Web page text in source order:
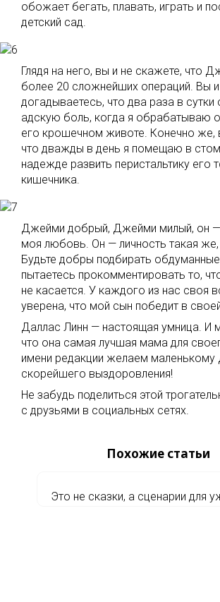
обожает бегать, плавать, играть и
детский сад.
Глядя на него, вы и не скажете, что
более 20 сложнейших операций. Вы и
догадываетесь, что два раза в сутки
адскую боль, когда я обрабатываю
его крошечном животе. Конечно же,
что дважды в день я помещаю в
надежде развить перистальтику его
кишечника.
Джейми добрый, Джейми милый, он
моя любовь. Он — личность такая же,
Будьте добры подбирать
пытаетесь прокомментировать то,
не касается. У каждого из нас своя
уверена, что мой сын победит в
Даллас Линн — настоящая умница. И
что она самая лучшая мама для
имени редакции желаем
скорейшего выздоровления!
Не забудь поделиться этой
с друзьями в социальных сетях.
Похожие статьи
Это не сказки, а сценарии для